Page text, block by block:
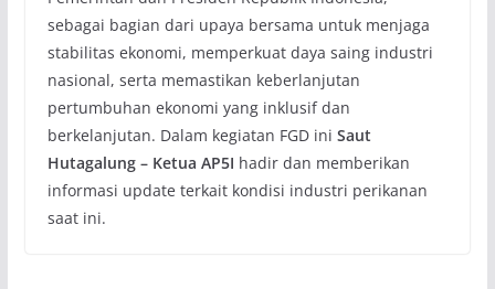
sebagai bagian dari upaya bersama untuk menjaga
stabilitas ekonomi, memperkuat daya saing industri
nasional, serta memastikan keberlanjutan
pertumbuhan ekonomi yang inklusif dan
berkelanjutan. Dalam kegiatan FGD ini Saut
Hutagalung – Ketua AP5I hadir dan memberikan
informasi update terkait kondisi industri perikanan
saat ini.